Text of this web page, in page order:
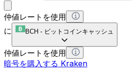
仲値レートを使用
に
BCH - ビットコインキャッシュ
仲値レートを使用
暗号を購入する Kraken